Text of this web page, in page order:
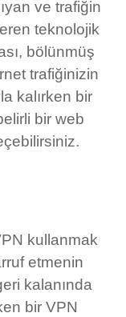
ve trafiğin
teknolojik
bölünmüş
trafiğinizin
kalırken bir
bir web
kullanmak
etmenin
kalanında
bir VPN